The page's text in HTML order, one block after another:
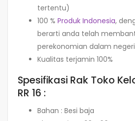
tertentu)
100 % Produk Indonesia,
berarti anda telah
perekonomian dalam negeri
Kualitas terjamin 100%
Spesifikasi Rak Toko
RR 16 :
Bahan : Besi baja